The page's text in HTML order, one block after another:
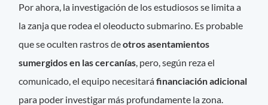
Por ahora, la investigación de los estudiosos se limita a
la zanja que rodea el oleoducto submarino. Es probable
que se oculten rastros deotros asentamientos
sumergidos en las cercanías, pero, según reza el
comunicado, el equipo necesitaráfinanciación adicional
para poder investigar más profundamente la zona.